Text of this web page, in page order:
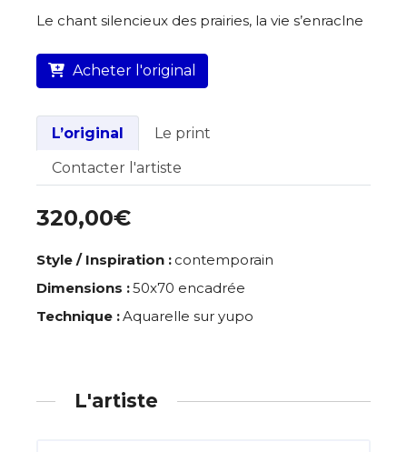
L’artiste assume l’entière responsabilité
la livraison de l’œuvre originale.
Lieu où se trouve l’œuvre originale :
Le chant silencieux des prairies, la vie s’enraclne
Acheter l'original
L’original
Le print
Contacter l'artiste
320,00€
Style / Inspiration : contemporain
Dimensions :50x70 encadrée
Technique :Aquarelle sur yupo
L'artiste